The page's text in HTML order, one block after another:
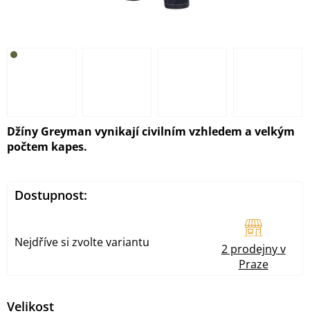
Velikost
Džíny Greyman vynikají civilním vzhledem a velkým
počtem kapes.
Dostupnost:
Nejdříve si zvolte variantu
2 prodejny v
Praze